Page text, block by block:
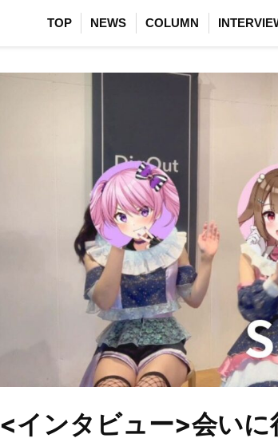
TOP NEWS COLUMN
<インタビュー>会いに